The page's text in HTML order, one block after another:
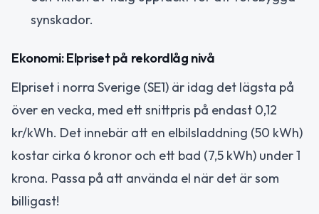
synskador.
Ekonomi: Elpriset på rekordlåg nivå
Elpriset i norra Sverige (SE1) är idag det lägsta på
över en vecka, med ett snittpris på endast 0,12
kr/kWh. Det innebär att en elbilsladdning (50 kWh)
kostar cirka 6 kronor och ett bad (7,5 kWh) under 1
krona. Passa på att använda el när det är som
billigast!